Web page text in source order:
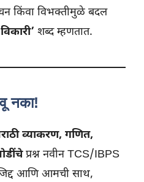
किंवा विभक्तीमुळे बदल
शब्द म्हणतात.
नका!
व्याकरण, गणित,
प्रश्न नवीन TCS/IBPS
आणि आमची साथ,